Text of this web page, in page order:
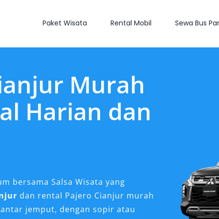
Paket Wisata Rental Mobil Sewa Bus
Murah
Harian dan
bersama Salsa Wisata yang
dan rental Pajero Cianjur murah
jemput, dengan sopir atau